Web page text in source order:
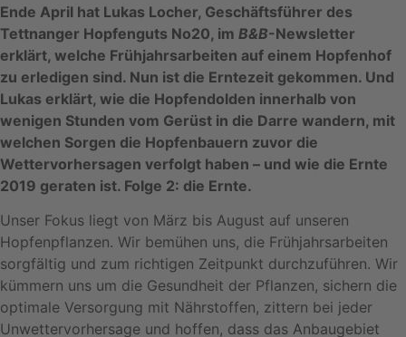
Ende April hat Lukas Locher, Geschäftsführer des
Tettnanger Hopfenguts No20, im B&B-Newsletter
erklärt, welche Frühjahrsarbeiten auf einem Hopfenhof
zu erledigen sind. Nun ist die Erntezeit gekommen. Und
Lukas erklärt, wie die Hopfendolden innerhalb von
wenigen Stunden vom Gerüst in die Darre wandern, mit
welchen Sorgen die Hopfenbauern zuvor die
Wettervorhersagen verfolgt haben – und wie die Ernte
2019 geraten ist. Folge 2: die Ernte.
Unser Fokus liegt von März bis August auf unseren
Hopfenpflanzen. Wir bemühen uns, die Frühjahrsarbeiten
sorgfältig und zum richtigen Zeitpunkt durchzuführen. Wir
kümmern uns um die Gesundheit der Pflanzen, sichern die
optimale Versorgung mit Nährstoffen, zittern bei jeder
Unwettervorhersage und hoffen, dass das Anbaugebiet